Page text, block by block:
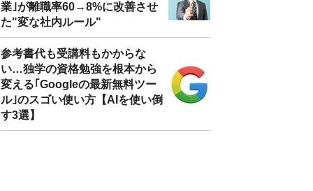
業｣が離職率60→8%に改善させ
た"変な社内ルール"
参考書代も受講料もかからな
い…独学の資格勉強を根本から
変える｢Googleの最新無料ツー
ル｣のスゴい使い方【AIを使い倒
す3選】